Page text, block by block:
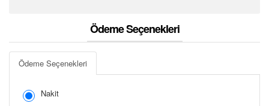
Ödeme Seçenekleri
Ödeme Seçenekleri
Nakit